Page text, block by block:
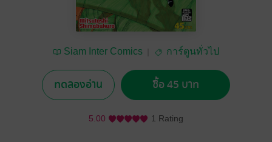
Siam Inter Comics การ์ตูนทั่วไป
ทดลองอ่าน ซื้อ 45 บาท
5.00 1 Rating